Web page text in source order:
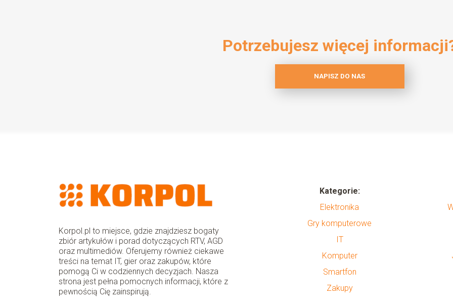
Potrzebujesz więcej
NAPISZ DO NAS
Korpol.pl to miejsce, gdzie znajdziesz bogaty
zbiór artykułów i porad dotyczących RTV, AGD
oraz multimediów. Oferujemy również ciekawe
treści na temat IT, gier oraz zakupów, które
pomogą Ci w codziennych decyzjach. Nasza
strona jest pełna pomocnych informacji, które z
pewnością Cię zainspirują.
Kategorie:
Elektronika
Gry komputerowe
IT
Komputer
Smartfon
Zakupy